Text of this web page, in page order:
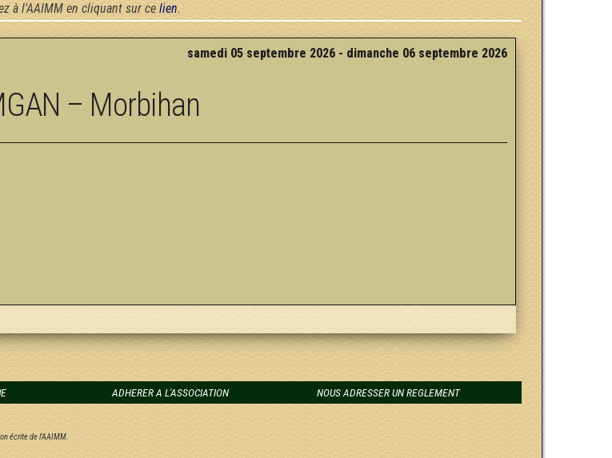
à l'AAIMM en cliquant sur ce lien.
samedi 05 septembre 2026 - dimanche 06 septembre 2026
– Morbihan
ADHERER A L'ASSOCIATION NOUS ADRESSER UN REGLEMENT
écrite de l'AAIMM.